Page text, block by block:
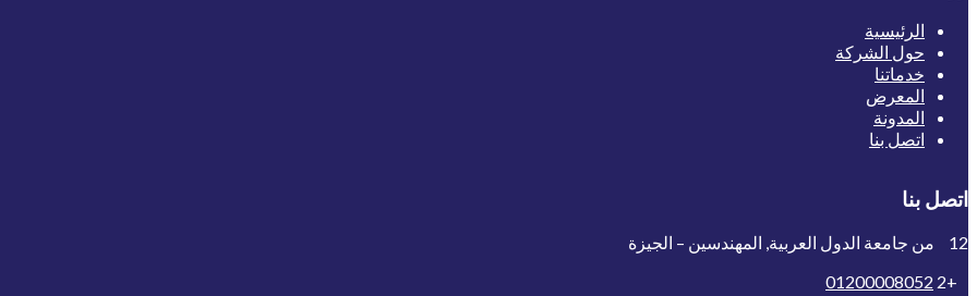
الرئيسية
حول الشركة
خدماتنا
المعرض
المدونة
اتصل بنا
اتصل بنا
12 من جامعة الدول العربية, المهندسين – الجيزة
+2
01200008052